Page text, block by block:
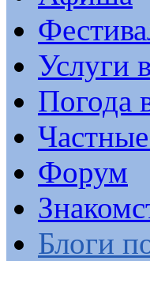
Услуги
Погода
Форум
Блоги